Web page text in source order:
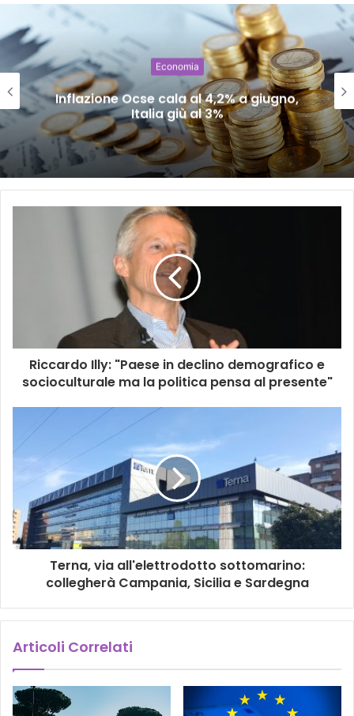
Economia
Inflazione Ocse cala al 4,2% a giugno,
Italia giù al 3%
Riccardo Illy: "Paese in declino demografico e
socioculturale ma la politica pensa al presente"
Terna, via all'elettrodotto sottomarino:
collegherà Campania, Sicilia e Sardegna
Articoli Correlati